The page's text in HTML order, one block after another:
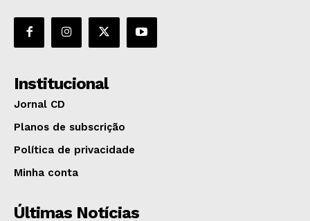
Institucional
Jornal CD
Planos de subscrição
Política de privacidade
Minha conta
Últimas Notícias